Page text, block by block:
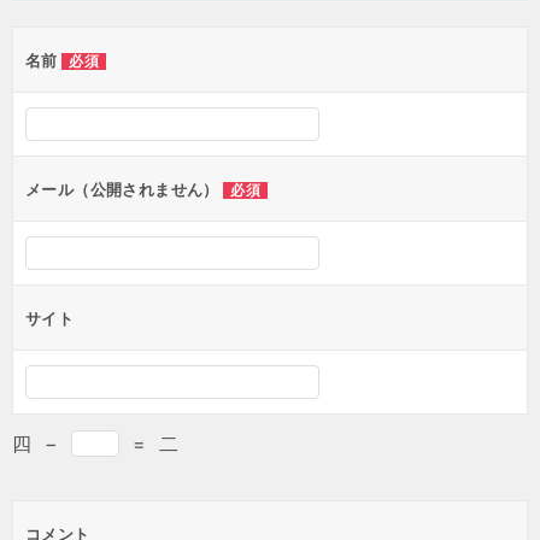
名前 必須
メール（公開されません） 必須
サイト
四 − = 二
コメント